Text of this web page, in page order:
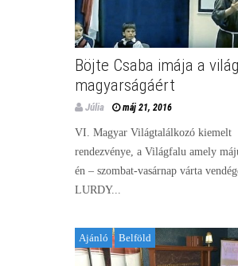
Böjte Csaba imája a világ
magyarságáért
Júlia máj 21, 2016
VI. Magyar Világtalálkozó kiemelt
rendezvénye, a Világfalu amely
én – szombat-vasárnap várta
LURDY...
Ajánló Belföld